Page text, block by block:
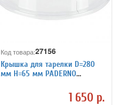
Код товара:27156
Крышка для тарелки D=280
мм H=65 мм PADERNO
1 650 р.